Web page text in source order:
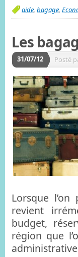
aide, bagage,
Les
31/07/12 Posté
Lorsque
revient
budget,
région que